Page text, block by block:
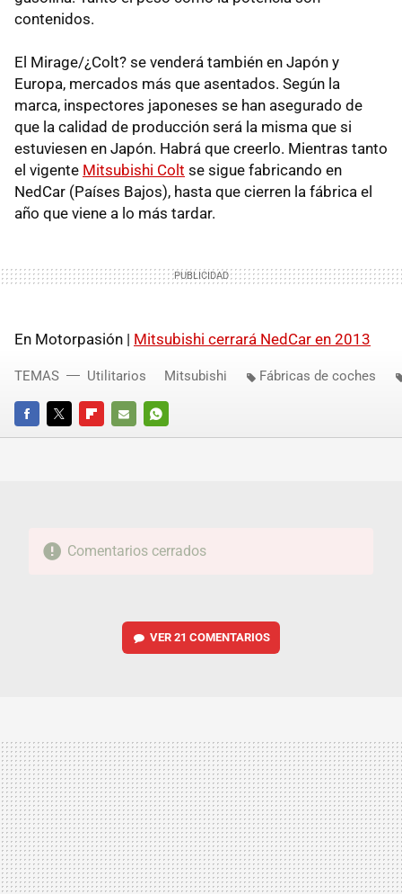
contenidos.
El Mirage/¿Colt? se venderá también en Japón y
Europa, mercados más que asentados. Según la
marca, inspectores japoneses se han asegurado de
que la calidad de producción será la misma que si
estuviesen en Japón. Habrá que creerlo. Mientras tanto
el vigente Mitsubishi Colt se sigue fabricando en
NedCar (Países Bajos), hasta que cierren la fábrica el
año que viene a lo más tardar.
En Motorpasión | Mitsubishi cerrará NedCar en 2013
FACEBOOKTWITTERFLIPBOARD
E-
WHATSAPP
TEMAS Utilitarios Mitsubishi Fábricas de coches
Comentarios cerrados
VER 21 COMENTARIOS